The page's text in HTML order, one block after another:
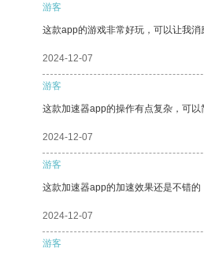
游客
这款app的游戏非常好玩，可以让我消
2024-12-07
游客
这款加速器app的操作有点复杂，可以
2024-12-07
游客
这款加速器app的加速效果还是不错的
2024-12-07
游客